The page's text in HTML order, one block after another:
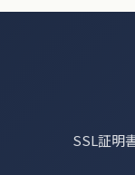
SSL証明